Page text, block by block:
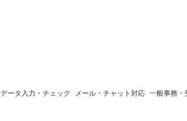
データ入力・チェック メール・チャット対応 一般事務・